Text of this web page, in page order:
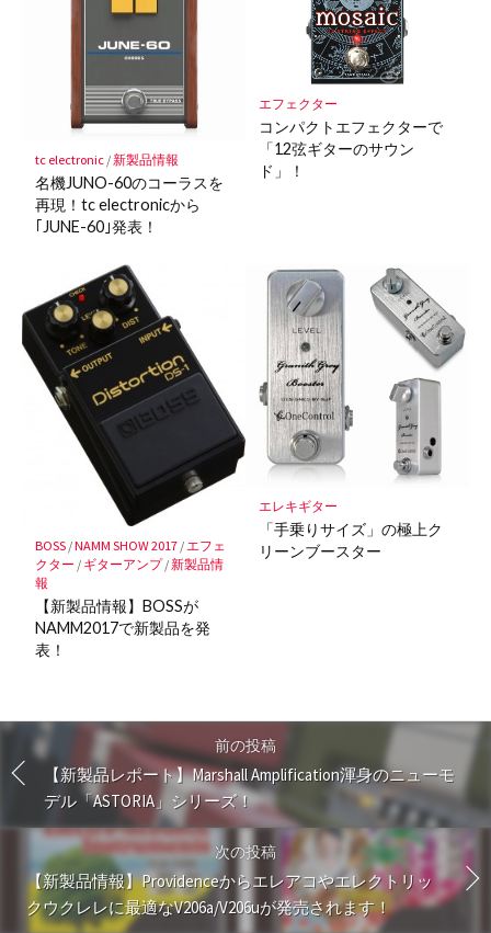
tc electronic/新製品情報
名機JUNO-60のコーラスを
再現！tc electronicから
｢JUNE-60｣発表！
エフェクター
コンパクトエフェクターで
「12弦ギターのサウン
ド」！
BOSS/NAMM SHOW 2017/ エフェ
クター / ギターアンプ/新製品情
報
【新製品情報】BOSSが
NAMM2017で新製品を発
表！
エレキギター
「手乗りサイズ」の極上ク
リーンブースター
前の投稿
【新製品レポート】Marshall Amplification渾身のニューモ
デル「ASTORIA」シリーズ！
次の投稿
【新製品情報】Providenceからエレアコやエレクトリッ
クウクレレに最適なV206a/V206uが発売されます！